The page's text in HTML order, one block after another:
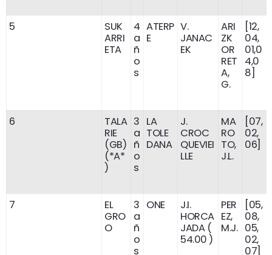
5
SUK
ARRI
ETA
4
a
ñ
o
s
ATERP
E
V.
JANAC
EK
ARI
ZK
OR
RET
A,
G.
[12,
04,
01,0
4,0
8]
6
TALA
RIE
(GB)
(*A*
)
3
a
ñ
o
s
LA
TOLE
DANA
J.
CROC
QUEVIEI
LLE
MA
RO
TO,
J.L.
[07,
02,
06]
7
EL
GRO
O
3
a
ñ
o
s
ONE
J.I.
HORCA
JADA (
54.00 )
PER
EZ,
M.J.
[05,
08,
05,
02,
07]